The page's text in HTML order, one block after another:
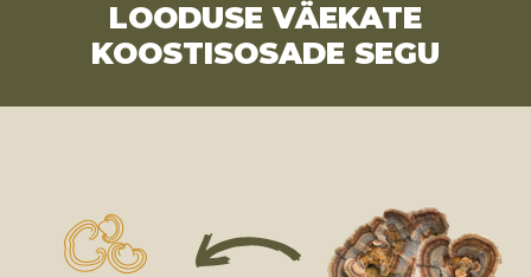
LOODUSE VÄEKATE
KOOSTISOSADE SEGU